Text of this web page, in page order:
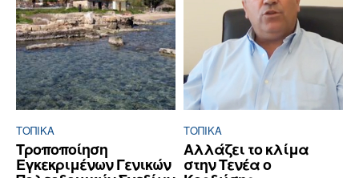
ΤΟΠΙΚΑ
Tροποποίηση
Eγκεκριμένων Γενικών
ΤΟΠΙΚΑ
Αλλάζει το κλίμα
στην Τενέα ο